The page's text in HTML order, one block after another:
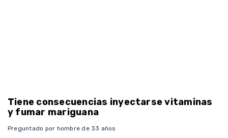
Tiene consecuencias inyectarse vitaminas
y fumar mariguana
Preguntado por hombre de 33 años